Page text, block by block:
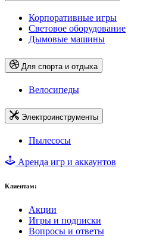
Корпоративные игры
Световое оборудование
Дымовые машины
Для спорта и отдыха
Велосипеды
Электроинструменты
Пылесосы
Аренда игр и аккаунтов
Клиентам:
Акции
Игры и подписки
Вопросы и ответы